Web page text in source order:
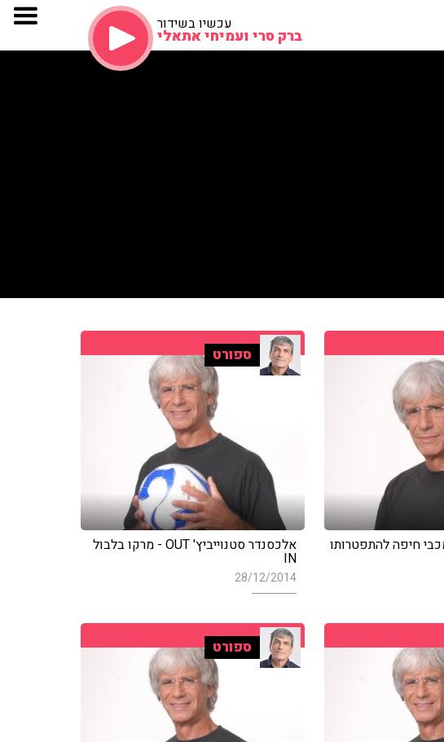
עכשיו בשידור
ברק סרי ועמיחי אתאלי
חיפה להתפטרותו
ספורט
אלכסנדר סטנוייביץ' OUT - מרקו בלבול
IN
28/12/2014
ספורט